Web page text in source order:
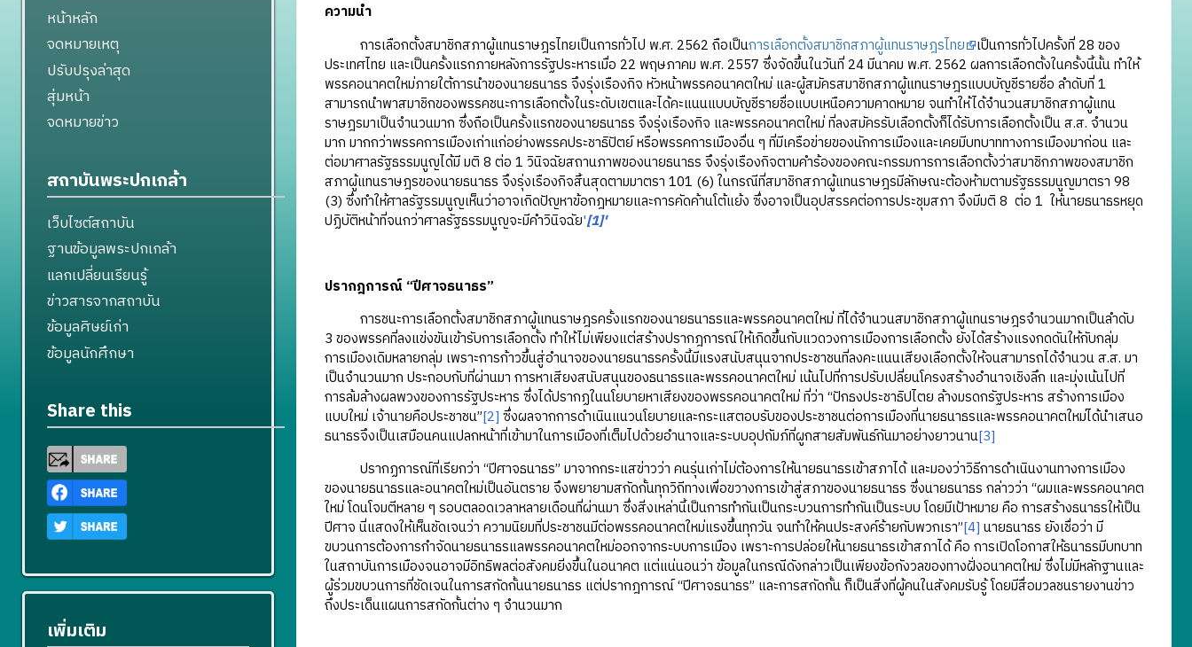
ความนำ
การเลือกตั้งสมาชิกสภาผู้แทนราษฎรไทยเป็นการทั่วไป พ.ศ. 2562 ถือเป็นการเลือกตั้งสมาชิกสภาผู้แทนราษฎรไทย เป็นการทั่วไปครั้งที่ 28 ของ
ประเทศไทย และเป็นครั้งแรกภายหลังการรัฐประหารเมื่อ 22 พฤษภาคม พ.ศ. 2557 ซึ่งจัดขึ้นในวันที่ 24 มีนาคม พ.ศ. 2562 ผลการเลือกตั้งในครั้งนี้นั้น ทำให้
พรรคอนาคตใหม่ภายใต้การนำของนายธนาธร จึงรุ่งเรืองกิจ หัวหน้าพรรคอนาคตใหม่ และผู้สมัครสมาชิกสภาผู้แทนราษฎรแบบบัญชีรายชื่อ ลำดับที่ 1
สามารถนำพาสมาชิกของพรรคชนะการเลือกตั้งในระดับเขตและได้คะแนนแบบบัญชีรายชื่อแบบเหนือความคาดหมาย จนทำให้ได้จำนวนสมาชิกสภาผู้แทน
ราษฎรมาเป็นจำนวนมาก ซึ่งถือเป็นครั้งแรกของนายธนาธร จึงรุ่งเรืองกิจ และพรรคอนาคตใหม่ ที่ลงสมัครรับเลือกตั้งก็ได้รับการเลือกตั้งเป็น ส.ส. จำนวน
มาก มากกว่าพรรคการเมืองเก่าแก่อย่างพรรคประชาธิปัตย์ หรือพรรคการเมืองอื่น ๆ ที่มีเครือข่ายของนักการเมืองและเคยมีบทบาททางการเมืองมาก่อน และ
ต่อมาศาลรัฐธรรมนูญได้มี มติ 8 ต่อ 1 วินิจฉัยสถานภาพของนายธนาธร จึงรุ่งเรืองกิจตามคำร้องของคณะกรรมการการเลือกตั้งว่าสมาชิกภาพของสมาชิก
สภาผู้แทนราษฎรของนายธนาธร จึงรุ่งเรืองกิจสิ้นสุดตามมาตรา 101 (6) ในกรณีที่สมาชิกสภาผู้แทนราษฎรมีลักษณะต้องห้ามตามรัฐธรรมนูญมาตรา 98
(3) ซึ่งทำให้ศาลรัฐรรมนูญเห็นว่าอาจเกิดปัญหาข้อกฎหมายและการคัดค้านโต้แย้ง ซึ่งอาจเป็นอุปสรรคต่อการประชุมสภา จึงมีมติ 8 ต่อ 1 ให้นายธนาธรหยุด
ปฏิบัติหน้าที่จนกว่าศาลรัฐธรรมนูญจะมีคำวินิจฉัย'[1]'
ปรากฎการณ์ “ปีศาจธนาธร”
การชนะการเลือกตั้งสมาชิกสภาผู้แทนราษฎรครั้งแรกของนายธนาธรและพรรคอนาคตใหม่ ที่ได้จำนวนสมาชิกสภาผู้แทนราษฎรจำนวนมากเป็นลำดับ
3 ของพรรคที่ลงแข่งขันเข้ารับการเลือกตั้ง ทำให้ไม่เพียงแต่สร้างปรากฎการณ์ให้เกิดขึ้นกับแวดวงการเมืองการเลือกตั้ง ยังได้สร้างแรงกดดันให้กับกลุ่ม
การเมืองเดิมหลายกลุ่ม เพราะการก้าวขึ้นสู่อำนาจของนายธนาธรครั้งนี้มีแรงสนับสนุนจากประชาชนที่ลงคะแนนเสียงเลือกตั้งให้จนสามารถได้จำนวน ส.ส. มา
เป็นจำนวนมาก ประกอบกับที่ผ่านมา การหาเสียงสนับสนุนของธนาธรและพรรคอนาคตใหม่ เน้นไปที่การปรับเปลี่ยนโครงสร้างอำนาจเชิงลึก และมุ่งเน้นไปที่
การล้มล้างผลพวงของการรัฐประหาร ซึ่งได้ปรากฏในนโยบายหาเสียงของพรรคอนาคตใหม่ ที่ว่า “ปักธงประชาธิปไตย ล้างมรดกรัฐประหาร สร้างการเมือง
แบบใหม่ เจ้านายคือประชาชน”[2] ซึ่งผลจากการดำเนินแนวนโยบายและกระแสตอบรับของประชาชนต่อการเมืองที่นายธนาธรและพรรคอนาคตใหม่ได้นำเสนอ
ธนาธรจึงเป็นเสมือนคนแปลกหน้าที่เข้ามาในการเมืองที่เต็มไปด้วยอำนาจและระบบอุปถัมภ์ที่ผูกสายสัมพันธ์กันมาอย่างยาวนาน[3]
ปรากฏการณ์ที่เรียกว่า “ปีศาจธนาธร” มาจากกระแสข่าวว่า คนรุ่นเก่าไม่ต้องการให้นายธนาธรเข้าสภาได้ และมองว่าวิธีการดำเนินงานทางการเมือง
ของนายธนาธรและอนาคตใหม่เป็นอันตราย จึงพยายามสกัดกั้นทุกวิถีทางเพื่อขวางการเข้าสู่สภาของนายธนาธร ซึ่งนายธนาธร กล่าวว่า “ผมและพรรคอนาคต
ใหม่ โดนโจมตีหลาย ๆ รอบตลอดเวลาหลายเดือนที่ผ่านมา ซึ่งสิ่งเหล่านี้เป็นการทำกันเป็นกระบวนการทำกันเป็นระบบ โดยมีเป้าหมาย คือ การสร้างธนาธรให้เป็น
ปีศาจ นี่แสดงให้เห็นชัดเจนว่า ความนิยมที่ประชาชนมีต่อพรรคอนาคตใหม่แรงขึ้นทุกวัน จนทำให้คนประสงค์ร้ายกับพวกเรา”[4] นายธนาธร ยังเชื่อว่า มี
ขบวนการต้องการกำจัดนายธนาธรแลพรรคอนาคตใหม่ออกจากระบบการเมือง เพราะการปล่อยให้นายธนาธรเข้าสภาได้ คือ การเปิดโอกาสให้ธนาธรมีบทบาท
ในสถาบันการเมืองจนอาจมีอิทธิพลต่อสังคมยิ่งขึ้นในอนาคต แต่แน่นอนว่า ข้อมูลในกรณีดังกล่าวเป็นเพียงข้อกังวลของทางฝั่งอนาคตใหม่ ซึ่งไม่มีหลักฐานและ
ผู้ร่วมขบวนการที่ชัดเจนในการสกัดกั้นนายธนาธร แต่ปรากฎการณ์ “ปีศาจธนาธร” และการสกัดกั้น ก็เป็นสิ่งที่ผู้คนในสังคมรับรู้ โดยมีสื่อมวลชนรายงานข่าว
ถึงประเด็นแผนการสกัดกั้นต่าง ๆ จำนวนมาก
หน้าหลัก
จดหมายเหตุ
ปรับปรุงล่าสุด
สุ่มหน้า
จดหมายข่าว
สถาบันพระปกเกล้า
เว็บไซต์สถาบัน
ฐานข้อมูลพระปกเกล้า
แลกเปลี่ยนเรียนรู้
ข่าวสารจากสถาบัน
ข้อมูลศิษย์เก่า
ข้อมูลนักศึกษา
Share this
เพิ่มเติม